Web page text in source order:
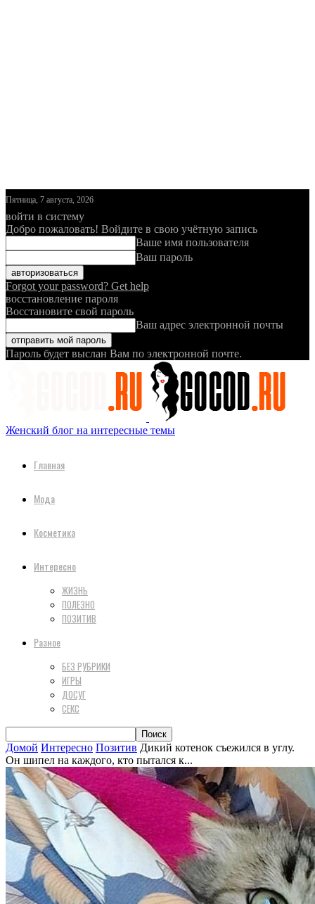
Пятница, 7 августа, 2026
войти в систему
Добро пожаловать! Войдите в свою учётную запись
Ваше имя пользователя
Ваш пароль
Forgot your password? Get help
восстановление пароля
Восстановите свой пароль
Ваш адрес электронной почты
Пароль будет выслан Вам по электронной почте.
Женский блог на интересные темы
Главная
Мода
Косметика
Интересно
ЖИЗНЬ
ПОЛЕЗНО
ПОЗИТИВ
Разное
БЕЗ РУБРИКИ
ИГРЫ
ДОСУГ
СЕКС
Домой Интересно Позитив Дикий котенок съежился в углу.
Он шипел на каждого, кто пытался к...